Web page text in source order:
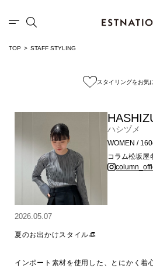
TOP STAFF STYLING
スタイリングをお気
ハシヅメ
WOMEN /
コラム松坂屋
2026.05.07
夏のお出かけスタイル👒
インポート素材を使用した、とにかく着